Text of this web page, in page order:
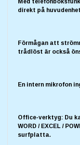
Med
direkt på
Förmågan att
trådlöst är också
En intern mikrofon
Office-verktyg: Du
WORD / EXCEL /
surfplatta.